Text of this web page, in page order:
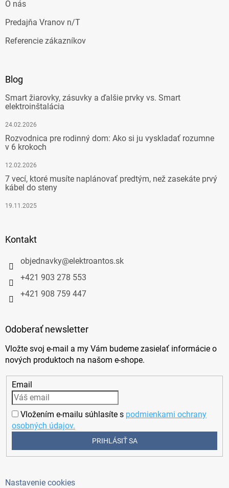
O nás
Predajňa Vranov n/T
Referencie zákazníkov
Blog
Smart žiarovky, zásuvky a ďalšie prvky vs. Smart
elektroinštalácia
24.02.2026
Rozvodnica pre rodinný dom: Ako si ju vyskladať rozumne
v 6 krokoch
12.02.2026
7 vecí, ktoré musíte naplánovať predtým, než zasekáte prvý
kábel do steny
19.11.2025
Kontakt
objednavky@elektroantos.sk
+421 903 278 553
+421 908 759 447
Odoberať newsletter
Vložte svoj e-mail a my Vám budeme zasielať informácie o
nových produktoch na našom e-shope.
Email
Vložením e-mailu súhlasíte s podmienkami ochrany
osobných údajov.
PRIHLÁSIŤ SA
Nastavenie cookies